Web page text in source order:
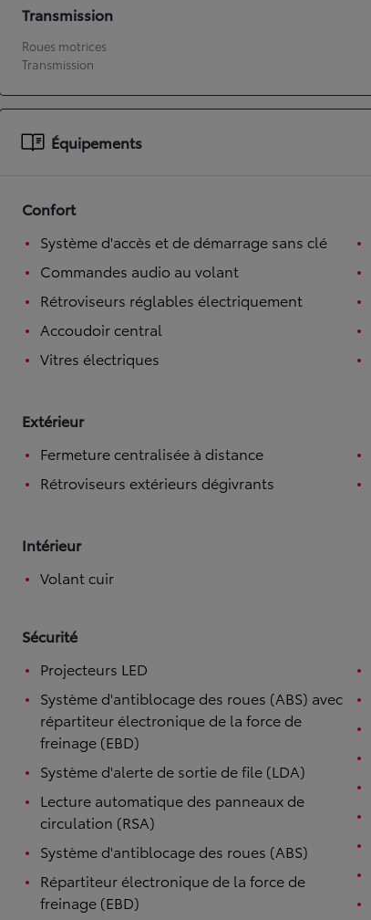
À partir de 19 700 €
Nouvelle Yaris Cross
HYBRIDE
Transmission
Roues motrices
Transmission
Équipements
Confort
Système d'accès et de démarrage sans clé
Commandes audio au volant
Rétroviseurs réglables électriquement
Accoudoir central
Vitres électriques
Extérieur
Fermeture centralisée à distance
Rétroviseurs extérieurs dégivrants
Intérieur
Volant cuir
Sécurité
Projecteurs LED
Système d'antiblocage des roues (ABS) avec
répartiteur électronique de la force de
freinage (EBD)
Système d'alerte de sortie de file (LDA)
Lecture automatique des panneaux de
circulation (RSA)
Système d'antiblocage des roues (ABS)
Répartiteur électronique de la force de
freinage (EBD)